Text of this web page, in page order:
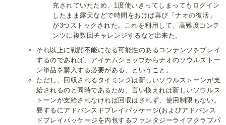
充されていたため、1度使いきってしまってもログイン
したまま露天などで時間をおけば再び「ナオの復活」
が3つストックされた。これを利用して、高難度コンテ
ンツに複数回チャレンジするなど出来た。
それ以上に戦闘不能になる可能性のあるコンテンツをプレイ
するのであれば、アイテムショップからナオのソウルストー
ン単品を購入する必要がある、ということ。
ただし、回収されるタイミングは新しいソウルストーンが支
給されるのと同時であるため、言い換えれば新しいソウルス
トーンが支給されなければ回収はされず、使用制限もない。
要するにアドバンスドプレイパッケージ(およびアドバンス
ドプレイパッケージを内包するファンタジーライフクラブパ